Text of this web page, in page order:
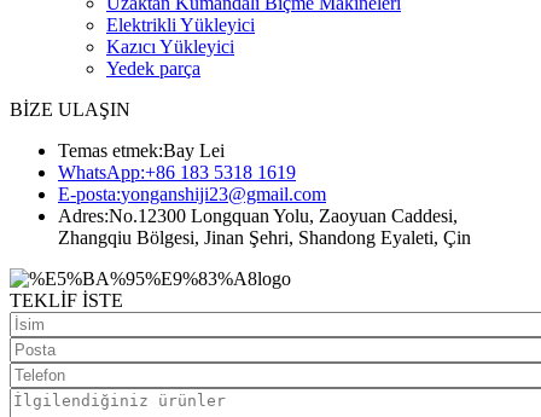
Elektrikli Yükleyici
Kazıcı Yükleyici
Yedek parça
BİZE ULAŞIN
Temas etmek:Bay Lei
WhatsApp:+86 183 5318 1619
E-posta:yonganshiji23@gmail.com
Adres:No.12300 Longquan Yolu, Zaoyuan Caddesi,
Zhangqiu Bölgesi, Jinan Şehri, Shandong Eyaleti, Çin
TEKLİF İSTE